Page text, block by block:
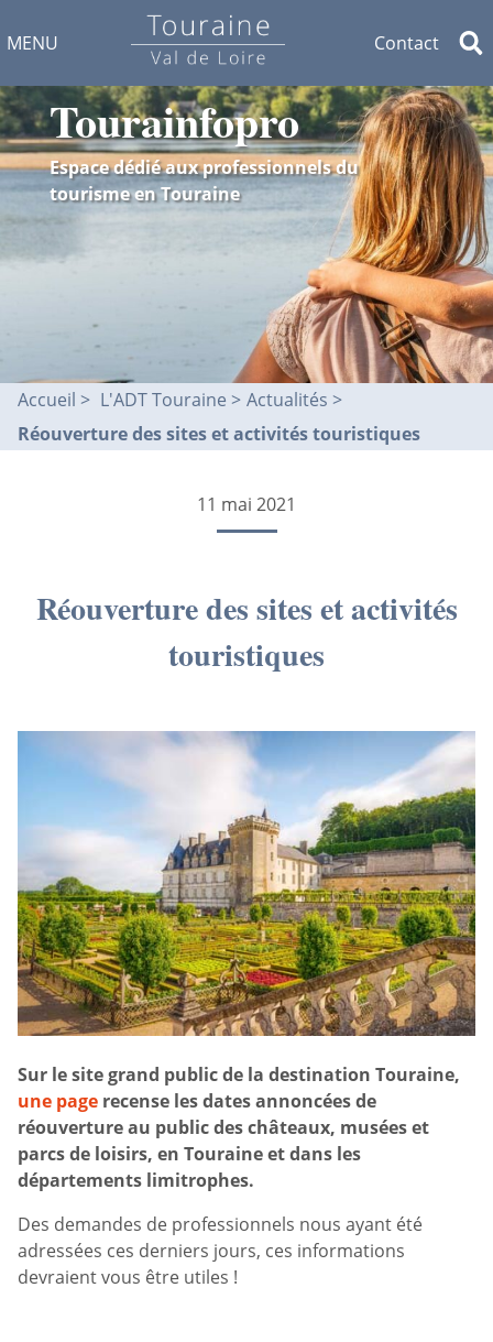
MENU Contact
Tourainfopro
Espace dédié aux professionnels du
tourisme en Touraine
Accueil L'ADT Touraine > Actualités
Réouverture des sites et activités touristiques
11 mai 2021
Réouverture des sites et activités
touristiques
Sur le site grand public de la destination Touraine,
une page recense les dates annoncées de
réouverture au public des châteaux, musées et
parcs de loisirs, en Touraine et dans les
départements limitrophes.
Des demandes de professionnels nous ayant été
adressées ces derniers jours, ces informations
devraient vous être utiles !